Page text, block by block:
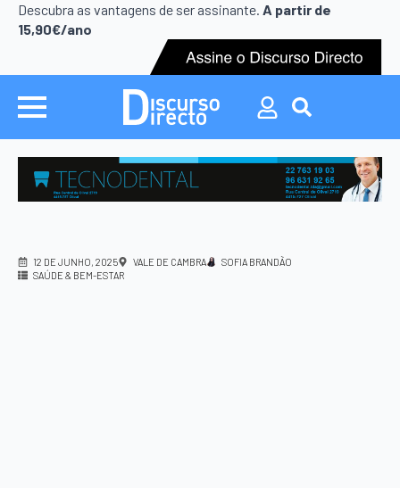
Descubra as vantagens de ser assinante. A partir de
15,90€/ano
Search
for:
Search
12 DE JUNHO, 2025 VALE DE CAMBRA
SOFIA BRANDÃO
SAÚDE & BEM-ESTAR